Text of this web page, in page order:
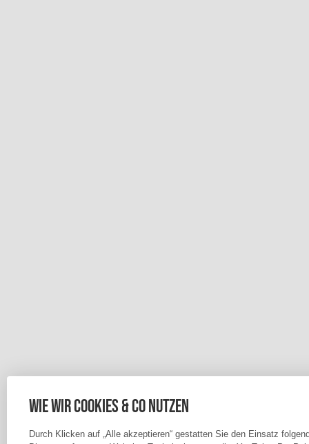
Wie wir Cookies & Co nutzen
Durch Klicken auf „Alle akzeptieren“ gestatten Sie den Einsatz